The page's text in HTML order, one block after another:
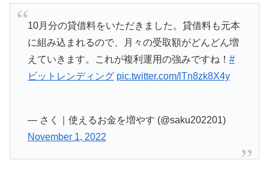
10月分の貸借料をいただきました。貸借料も元本
に組み込まれるので、月々の受取額がどんどん増
えていきます。これが複利運用の強みですね！ #
ビットレンディング pic.twitter.com/lTn8zk8X4y
— さく｜使えるお金を増やす (@saku202201)
November 1, 2022